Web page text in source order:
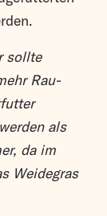
sollte
Rau-
als
da im
Weidegras